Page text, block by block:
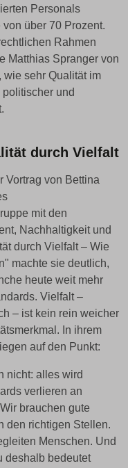
Personals
über 70 Prozent.
Rahmen
Matthias Spranger von
wie sehr Qualität im
und
durch Vielfalt
Vortrag von Bettina
mit den
Nachhaltigkeit und
durch Vielfalt – Wie
machte sie deutlich,
heute weit mehr
Vielfalt –
– ist kein rein weicher
In ihrem
auf den Punkt:
nicht: alles wird
verlieren an
brauchen gute
den richtigen Stellen.
Menschen. Und
deshalb bedeutet